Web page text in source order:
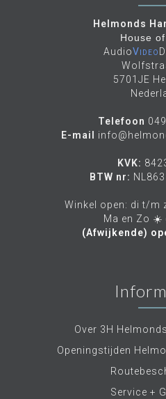
Helmonds
House
AudioVideo
5701JE
Telefoon
E-mail
KVK:
BTW nr:
Winkel open: di t/m
Ma en Zo ☀️
(Afwijkende)
Over 3H
Openingstijden
Service +